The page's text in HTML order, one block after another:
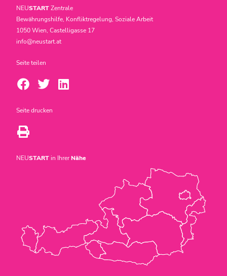
NEUSTARTZentrale
Bewährungshilfe, Konfliktregelung, Soziale Arbeit
1050 Wien, Castelligasse 17
info@neustart.at
Seite teilen
Seite drucken
NEUSTARTin IhrerNähe